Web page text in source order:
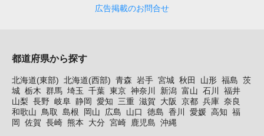
広告掲載のお問合せ
都道府県から探す
北海道(東部) 北海道(西部) 青森 岩手 宮城 秋田 山形 福島 茨
城 栃木 群馬 埼玉 千葉 東京 神奈川 新潟 富山 石川
福井
山梨 長野 岐阜 静岡 愛知 三重 滋賀 大阪 京都 兵庫 奈良
和歌山
鳥取 島根 岡山 広島 山口 徳島 香川 愛媛 高知 福
岡
佐賀 長崎 熊本 大分 宮崎 鹿児島 沖縄